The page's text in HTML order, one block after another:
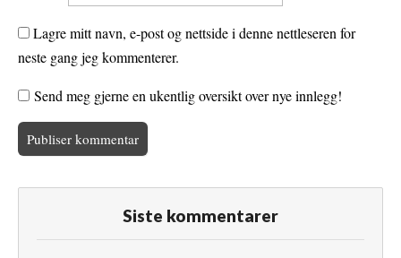
Lagre mitt navn, e-post og nettside i denne nettleseren for
neste gang jeg kommenterer.
Send meg gjerne en ukentlig oversikt over nye innlegg!
Siste kommentarer